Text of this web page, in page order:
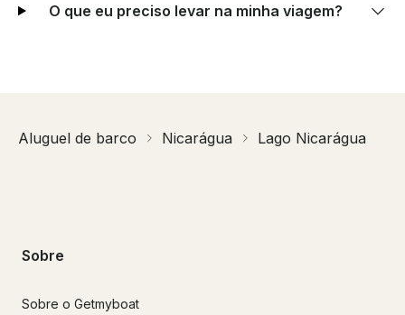
O que eu preciso levar na minha viagem?
Aluguel de barco Nicarágua Lago Nicarágua
Sobre
Sobre o Getmyboat